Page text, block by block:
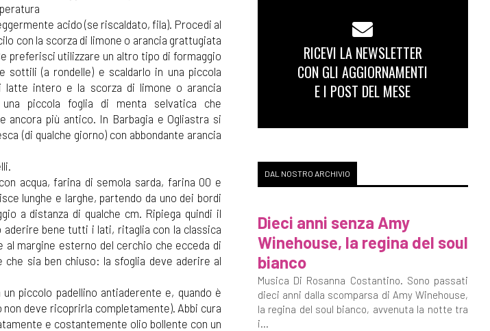
acido (se riscaldato, fila). Procedi al
con la scorza di limone o arancia grattugiata
preferisci utilizzare un altro tipo di formaggio
sottili (a rondelle) e scaldarlo in una piccola
latte intero e la scorza di limone o arancia
piccola foglia di menta selvatica che
ancora più antico. In Barbagia e Ogliastra si
(di qualche giorno) con abbondante arancia
acqua, farina di semola sarda, farina 00 e
lunghe e larghe, partendo da uno dei bordi
a distanza di qualche cm. Ripiega quindi il
bene tutti i lati, ritaglia con la classica
margine esterno del cerchio che ecceda di
sia ben chiuso: la sfoglia deve aderire al
un piccolo padellino antiaderente e, quando è
non deve ricoprirla completamente). Abbi cura
e costantemente olio bollente con un
RICEVI LA NEWSLETTER
CON GLI AGGIORNAMENTI
E I POST DEL MESE
DAL NOSTRO ARCHIVIO
Dieci anni senza Amy
Winehouse, la regina del soul
bianco
Musica Di Rosanna Costantino. Sono passati
dieci anni dalla scomparsa di Amy Winehouse,
la regina del soul bianco, avvenuta la notte tra
i...